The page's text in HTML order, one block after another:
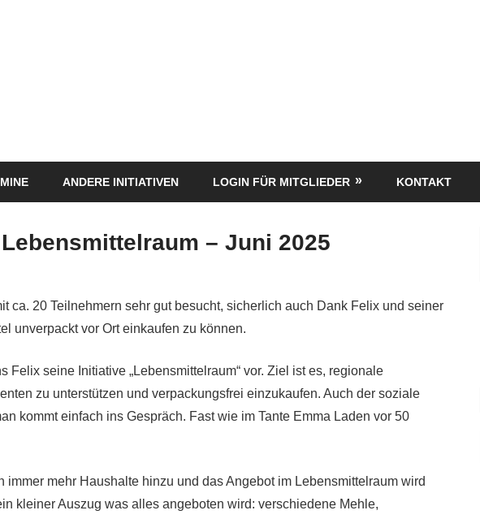
ANDERE INITIATIVEN LOGIN FÜR MITGLIEDER KONTAKT
– Juni 2025
ca. 20 Teilnehmern sehr gut besucht, sicherlich auch Dank Felix und seiner
unverpackt vor Ort einkaufen zu können.
Felix seine Initiative „Lebensmittelraum“ vor. Ziel ist es, regionale
zu unterstützen und verpackungsfrei einzukaufen. Auch der soziale
kommt einfach ins Gespräch. Fast wie im Tante Emma Laden vor 50
immer mehr Haushalte hinzu und das Angebot im Lebensmittelraum wird
kleiner Auszug was alles angeboten wird: verschiedene Mehle,